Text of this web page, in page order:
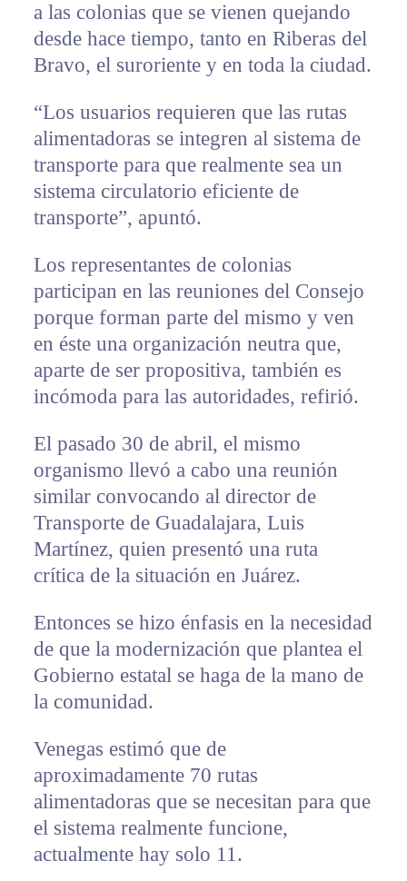
a las colonias que se vienen quejando
desde hace tiempo, tanto en Riberas del
Bravo, el suroriente y en toda la ciudad.
“Los usuarios requieren que las rutas
alimentadoras se integren al sistema de
transporte para que realmente sea un
sistema circulatorio eficiente de
transporte”, apuntó.
Los representantes de colonias
participan en las reuniones del Consejo
porque forman parte del mismo y ven
en éste una organización neutra que,
aparte de ser propositiva, también es
incómoda para las autoridades, refirió.
El pasado 30 de abril, el mismo
organismo llevó a cabo una reunión
similar convocando al director de
Transporte de Guadalajara, Luis
Martínez, quien presentó una ruta
crítica de la situación en Juárez.
Entonces se hizo énfasis en la necesidad
de que la modernización que plantea el
Gobierno estatal se haga de la mano de
la comunidad.
Venegas estimó que de
aproximadamente 70 rutas
alimentadoras que se necesitan para que
el sistema realmente funcione,
actualmente hay solo 11.